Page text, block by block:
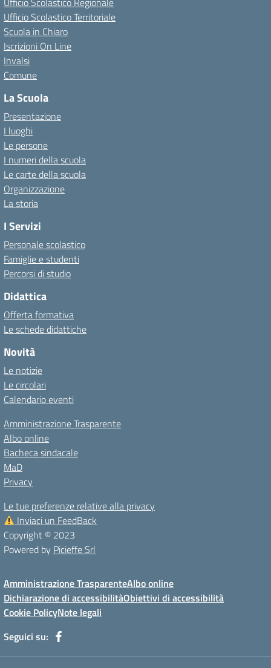
Ufficio Scolastico Territoriale
Scuola in Chiaro
Iscrizioni On Line
Invalsi
Comune
La Scuola
Presentazione
I luoghi
Le persone
I numeri della scuola
Le carte della scuola
Organizzazione
La storia
I Servizi
Personale scolastico
Famiglie e studenti
Percorsi di studio
Didattica
Offerta formativa
Le schede didattiche
Novità
Le notizie
Le circolari
Calendario eventi
Amministrazione Trasparente
Albo online
Bacheca sindacale
MaD
Privacy
Le tue preferenze relative alla privacy
Inviaci un FeedBack
Copyright © 2023
Powered by Picieffe Srl
Amministrazione TrasparenteAlbo online
Dichiarazione di accessibilitàObiettivi di accessibilità
Cookie PolicyNote legali
Seguici su: